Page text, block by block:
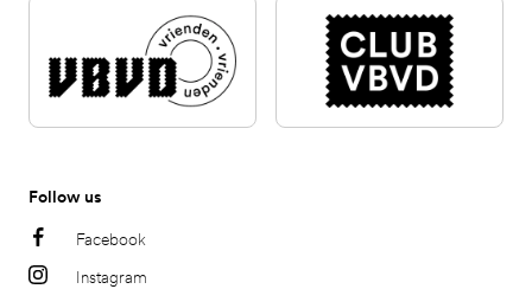
Follow us
Facebook
Instagram